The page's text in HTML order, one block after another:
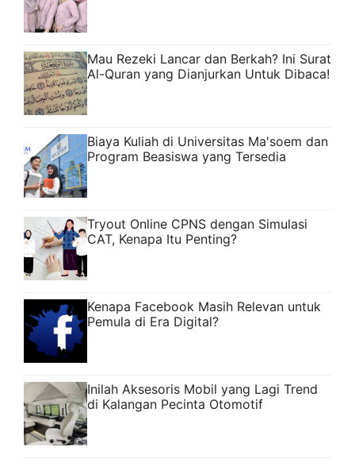
Mau Rezeki Lancar dan Berkah? Ini Surat
Al-Quran yang Dianjurkan Untuk Dibaca!
Biaya Kuliah di Universitas Ma'soem dan
Program Beasiswa yang Tersedia
Tryout Online CPNS dengan Simulasi
CAT, Kenapa Itu Penting?
Kenapa Facebook Masih Relevan untuk
Pemula di Era Digital?
Inilah Aksesoris Mobil yang Lagi Trend
di Kalangan Pecinta Otomotif